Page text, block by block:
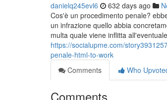
danielq245evl6 632 days ago
Cos'è un procedimento penale?
un infrazione quello abbia
multa quale viene inflitta
https://socialupme.com/
penale-html-to-work
Comments
Who
Comments